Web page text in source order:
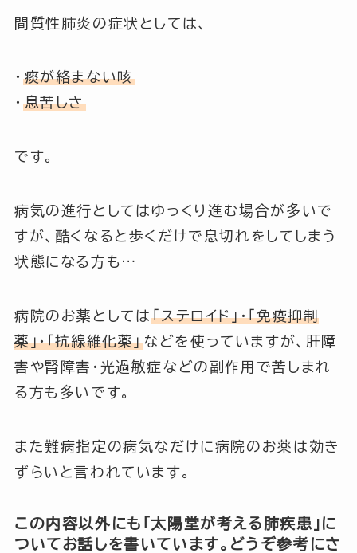
間質性肺炎の症状としては、
・ 痰が絡まない咳
・ 息苦しさ
です。
病気の進行としてはゆっくり進む場合が多いで
すが、酷くなると歩くだけで息切れをしてしまう
状態になる方も…
病院のお薬としては「ステロイド」・「免疫抑制
薬」・「抗線維化薬」などを使っていますが、肝障
害や腎障害・光過敏症などの副作用で苦しまれ
る方も多いです。
また難病指定の病気なだけに病院のお薬は効き
ずらいと言われています。
この内容以外にも「太陽堂が考える肺疾患」に
ついてお話しを書いています。どうぞ参考にさ